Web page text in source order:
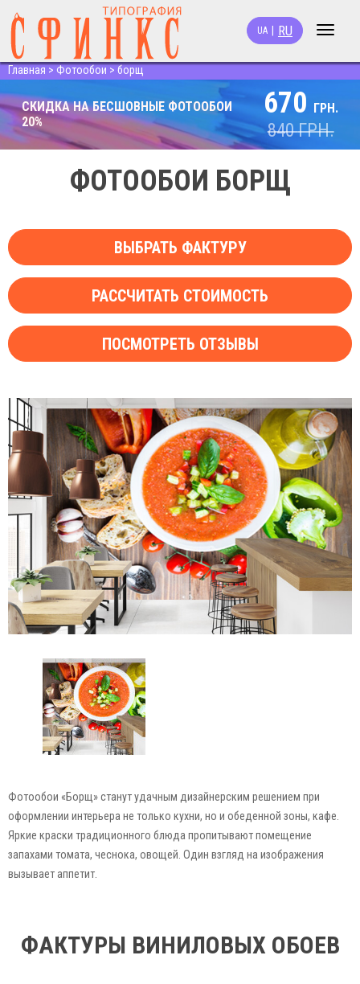
Toggle
UA RU
Главная > Фотообои > борщ
СКИДКА НА БЕСШОВНЫЕ ФОТООБОИ
20%
670 ГРН.
840ГРН.
ФОТООБОИ БОРЩ
ВЫБРАТЬ ФАКТУРУ
РАССЧИТАТЬ СТОИМОСТЬ
ПОСМОТРЕТЬ ОТЗЫВЫ
Фотообои «Борщ» станут удачным дизайнерским решением при
оформлении интерьера не только кухни, но и обеденной зоны, кафе.
Яркие краски традиционного блюда пропитывают помещение
запахами томата, чеснока, овощей. Один взгляд на изображения
вызывает аппетит.
ФАКТУРЫ ВИНИЛОВЫХ ОБОЕВ